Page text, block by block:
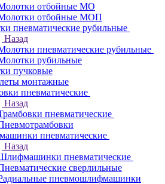
отбойные МО
отбойные МОП
пневматические рубильные
Назад
пневматические рубильные
рубильные
пучковые
монтажные
пневматические
Назад
пневматические
пневматические
Назад
пневматические
сверлильные
пневмошлифмашинки